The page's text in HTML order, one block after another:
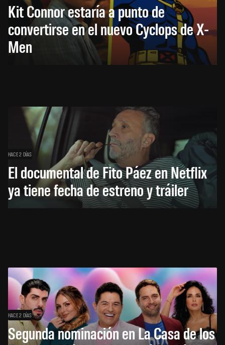
Kit Connor estaría a punto de
convertirse en el nuevo Cyclops de X-
Men
HACE 2 DÍAS
El documental de Fito Páez en Netflix
ya tiene fecha de estreno y tráiler
HACE 2 DÍAS
Segunda nominación en La Casa de los